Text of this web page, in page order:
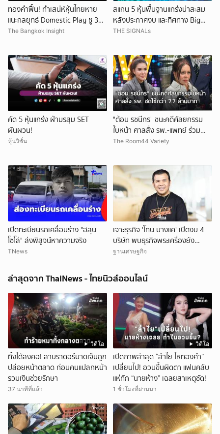
ทองคำฟื้น! ทำเสน่ห์หุ้นไทยหาย
แนะกลยุทธ์ Domestic Play ชู 3
หุ้นเด่น
The Bangkok Insight
สแกน 5 หุ้นพื้นฐานแกร่งน่าสะสม
หลังประกาศงบ และทิศทาง Big
Tech ในเวลานี้
THE SIGNALs
คัด 5 หุ้นแกร่ง ฝ่ามรสุม SET
ผันผวน!
หุ้นวิชั่น
"ต้อม รชนีกร" ชนะคดีศัลยกรรม
ใบหน้า ศาลสั่ง รพ.-แพทย์ ร่วม
ชดใช้กว่า 7.7 ล้านบาท
The Room44 Variety
เปิดทะเบียนรถเคลื่อนร่าง "ฮลุน
โซโล่" ส่งพิสูจน์หาความจริง
TNews
เจาะธุรกิจ 'โทน บางแค' เปิดงบ 4
บริษัท พบธุรกิจพระเครื่องยัง
ขาดทุน
ฐานเศรษฐกิจ
ล่าสุดจาก ThaiNews - ไทยนิวส์ออนไลน์
วิดีโอ
ทิ้งได้ลงคอ! ลาบราดอร์บาดเจ็บถูก
ปล่อยหน้าตลาด ก่อนคนแปลกหน้า
รวมเงินช่วยรักษา
37 นาทีที่แล้ว
วิดีโอ
เปิดภาพล่าสุด “ลำไย ไหทองคำ”
เปลี่ยนไป! อวบขึ้นผิดตา แฟนคลับ
แห่ทัก “นายห้าง” เฉลยสาเหตุชัด!
1 ชั่วโมงที่ผ่านมา